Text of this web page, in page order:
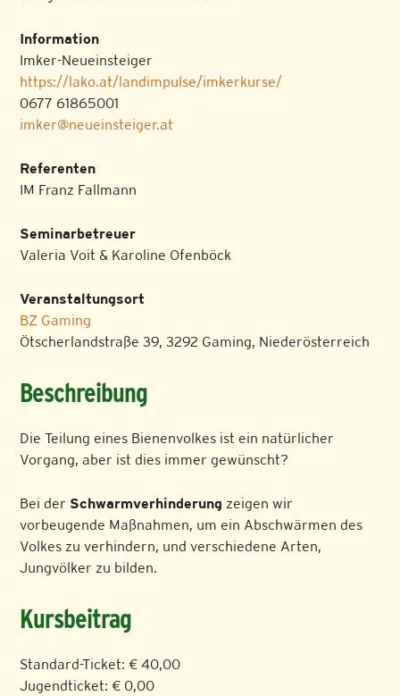
Information
Imker-Neueinsteiger
https://lako.at/landimpulse/imkerkurse/
0677 61865001
imker@neueinsteiger.at
Referenten
IM Franz Fallmann
Seminarbetreuer
Valeria Voit & Karoline Ofenböck
Veranstaltungsort
BZ Gaming
Ötscherlandstraße 39, 3292 Gaming, Niederösterreich
Beschreibung
Die Teilung eines Bienenvolkes ist ein natürlicher
Vorgang, aber ist dies immer gewünscht?
Bei der Schwarmverhinderung zeigen wir
vorbeugende Maßnahmen, um ein Abschwärmen des
Volkes zu verhindern, und verschiedene Arten,
Jungvölker zu bilden.
Kursbeitrag
Standard-Ticket: € 40,00
Jugendticket: € 0,00